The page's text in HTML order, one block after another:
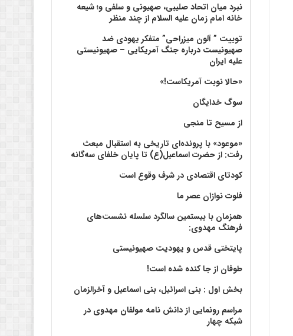
نبرد میان اتحاد صلیبی، صهیونی و سلفی و؛ شیعه
خانه امام زمان علیه السلام از چند منظر
توییت ” آلون میزراحی” متفکر یهودی ضد
صهیونیست درباره جنگ آمریکایی – صهیونیستی
علیه ایران
«حالا نوبت آمریکاست!»
سوگ خدایگان
از مسیح تا منجی
«موعود» با پرونده‌ای تاریخی به استقبال مبعث
رفت: از حضرت اسماعیل(ع) تا پایان خلفای سه‌گانه
کودتای اقتصادی در شرف وقوع است
فلوت نوازان عصر ما
همزمان با بیستمین سالگرد سلسله نشست‌های
فرهنگ مهدوی:‌
پایتختی قدس و یهودیت صهیونیستی
طوفان از جا کنده شده است!
بخش اول : بنی اسرائیل، بنی اسماعیل و آخرالزمان
مراسم رونمایی از دانش نامه مولفان مهدوی در
شبکه چهار